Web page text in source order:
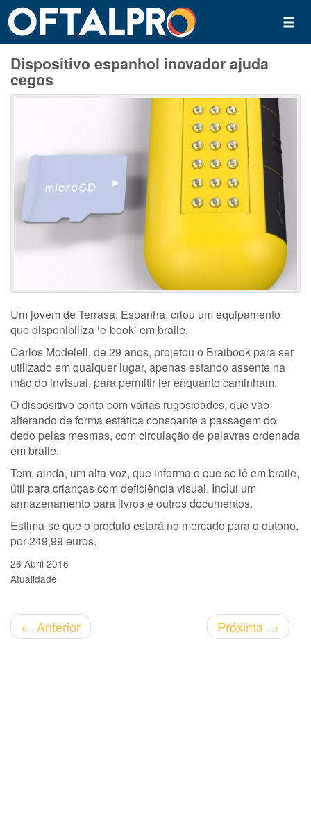
Dispositivo espanhol inovador ajuda
cegos
Um jovem de Terrasa, Espanha, criou um equipamento
que disponibiliza ‘e-book’ em braile.
Carlos Modelell, de 29 anos, projetou o Braibook para ser
utilizado em qualquer lugar, apenas estando assente na
mão do invisual, para permitir ler enquanto caminham.
O dispositivo conta com várias rugosidades, que vão
alterando de forma estática consoante a passagem do
dedo pelas mesmas, com circulação de palavras ordenada
em braile.
Tem, ainda, um alta-voz, que informa o que se lê em braile,
útil para crianças com deficiência visual. Inclui um
armazenamento para livros e outros documentos.
Estima-se que o produto estará no mercado para o outono,
por 249,99 euros.
26 Abril 2016
Atualidade
← Anterior Próxima →